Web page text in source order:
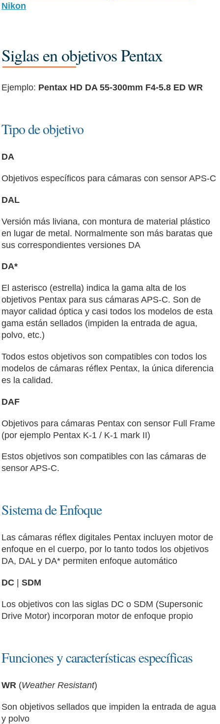
Nikon
Siglas en objetivos Pentax
Ejemplo: Pentax HD DA 55-300mm F4-5.8 ED WR
Tipo de objetivo
DA
Objetivos específicos para cámaras con sensor APS-C
DAL
Versión más liviana, con montura de material plástico
en lugar de metal. Normalmente son más baratas que
sus correspondientes versiones DA
DA*
El asterisco (estrella) indica la gama alta de los
objetivos Pentax para sus cámaras APS-C. Son de
mayor calidad óptica y casi todos los modelos de esta
gama están sellados (impiden la entrada de agua,
polvo, etc.)
Todos estos objetivos son compatibles con todos los
modelos de cámaras réflex Pentax, la única diferencia
es la calidad.
DAF
Objetivos para cámaras Pentax con sensor Full Frame
(por ejemplo Pentax K-1 / K-1 mark II)
Estos objetivos son compatibles con las cámaras de
sensor APS-C.
Sistema de Enfoque
Las cámaras réflex digitales Pentax incluyen motor de
enfoque en el cuerpo, por lo tanto todos los objetivos
DA, DAL y DA* permiten enfoque automático
DC |SDM
Los objetivos con las siglas DC o SDM (Supersonic
Drive Motor) incorporan motor de enfoque propio
Funciones y características específicas
WR (Weather Resistant)
Son objetivos sellados que impiden la entrada de agua
y polvo